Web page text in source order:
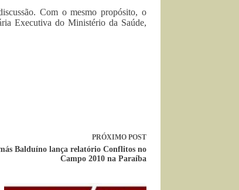
Com o mesmo propósito, o
Executiva do Ministério da Saúde,
PRÓXIMO POST
Balduíno lança relatório Conflitos no
Campo 2010 na Paraíba